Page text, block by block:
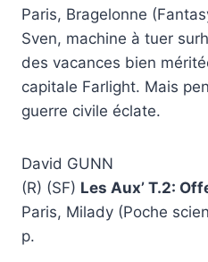
Paris, Bragelonne
Sven, machine à tuer
des vacances bien
capitale Farlight. Mais
guerre civile éclate.
David GUNN
(R) (SF) Les Aux’ T.2:
Paris, Milady (Poche
p.